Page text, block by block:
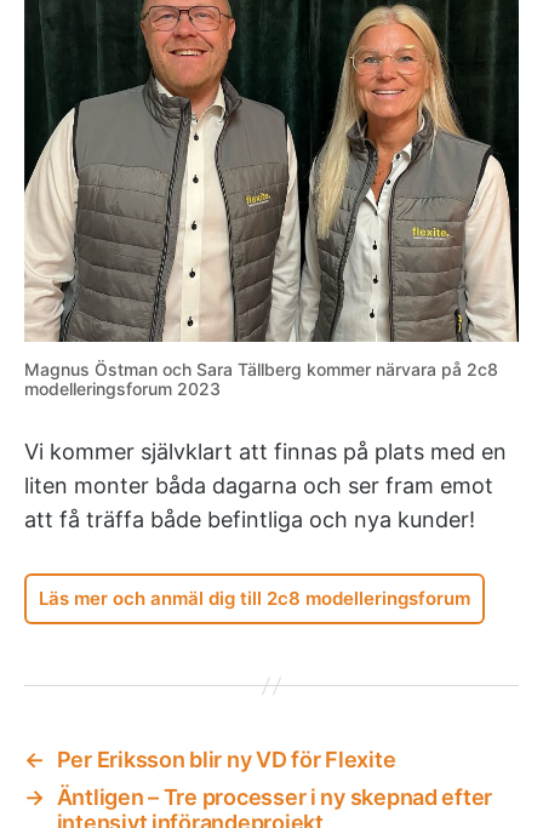
Magnus Östman och Sara Tällberg kommer närvara på 2c8
modelleringsforum 2023
Vi kommer självklart att finnas på plats med en
liten monter båda dagarna och ser fram emot
att få träffa både befintliga och nya kunder!
Läs mer och anmäl dig till 2c8 modelleringsforum
←
Per Eriksson blir ny VD för Flexite
→ Äntligen – Tre processer i ny skepnad efter
intensivt införandeprojekt